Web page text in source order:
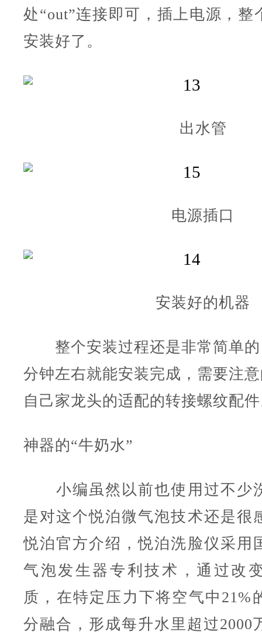
处“out”连接即可，插上电源，整
安装好了。
出水管
电源插口
安装好的机器
整个安装过程还是非常简单的
分钟左右就能安装完成，需要注
自己家龙头的适配的转接螺纹配
神器的“牛奶水”
小编虽然以前也使用过不少
是对这个悦泊微气泡技术还是很
悦泊官方介绍，悦泊洗脸仪采用
气泡发生器专利技术，通过改
质，在特定压力下将空气中21%
分融合，形成每升水里超过2000